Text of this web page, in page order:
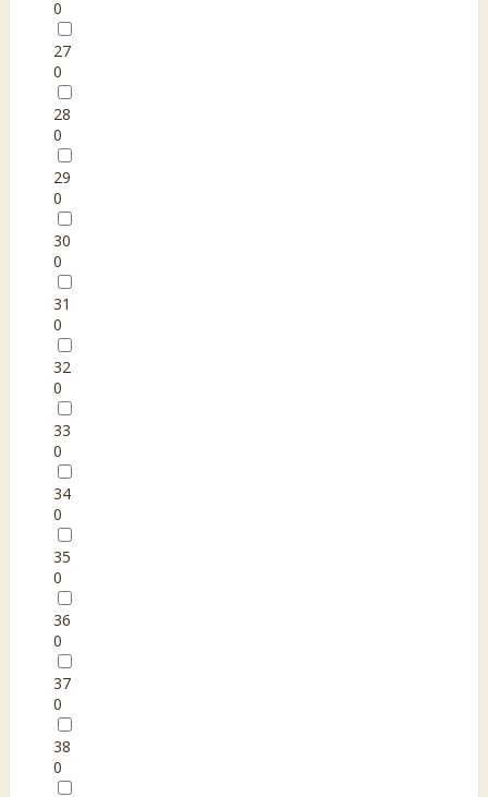
0
27
0
28
0
29
0
30
0
31
0
32
0
33
0
34
0
35
0
36
0
37
0
38
0